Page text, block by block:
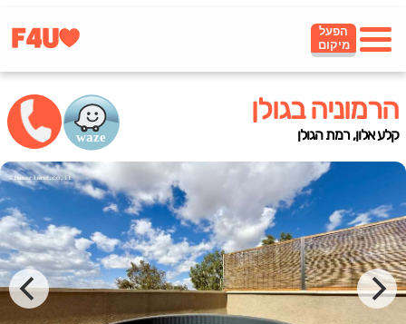
הפעל
מיקום
הרמוניה בגולן
קלע אלון, רמת הגולן